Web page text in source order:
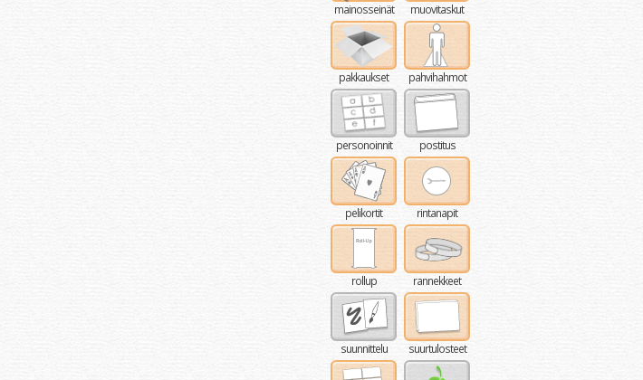
mainosseinät muovitaskut
pakkaukset pahvihahmot
personoinnit postitus
pelikortit rintanapit
rollup rannekkeet
suunnittelu suurtulosteet